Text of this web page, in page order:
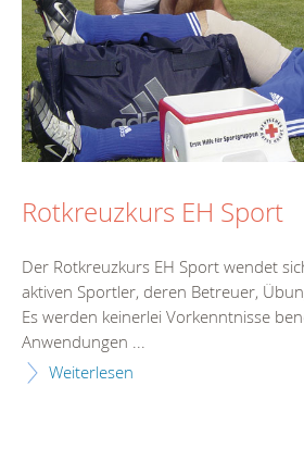
Rotkreuzkurs EH Sport
Der Rotkreuzkurs EH Sport wendet
aktiven Sportler, deren Betreuer,
Es werden keinerlei Vorkenntnisse
Anwendungen ...
Weiterlesen